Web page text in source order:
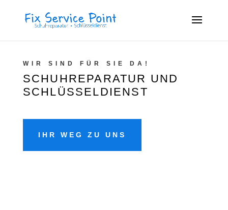
WIR SIND FÜR SIE DA!
SCHUHREPARATUR UND
SCHLÜSSELDIENST
IHR WEG ZU UNS